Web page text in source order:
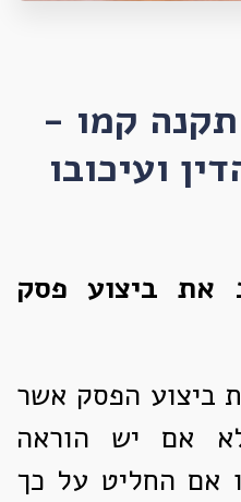
תקנה קמו -
ועיכובו
את ביצוע פסק
ביצוע הפסק אשר
אם יש הוראה
אם החליט על כך